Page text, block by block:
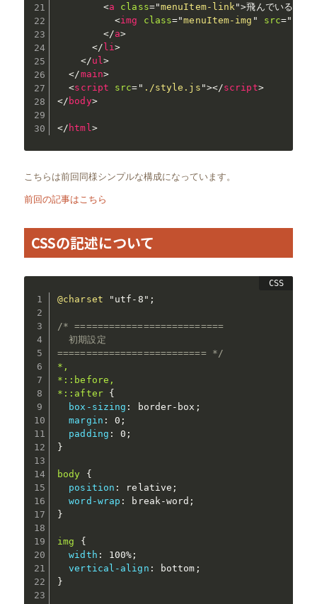
<a class="menuItem-link">飛んでいるシマ
<img class="menuItem-img " src="
</a>
</ li>
</ul>
</main>
<script src= " ./style.js "></script>
</ body>
</ html>
こちらは前回同様シンプルな構成になっています。
前回の記事はこちら
CSSの記述について
@charset "utf-8" ;
/* ==========================
  初期設定
========================== */
*,
*::before,
*::after
{
box-sizing : border-box ;
margin : 0 ;
padding : 0 ;
}
body
{
position : relative ;
word-wrap : break-word ;
}
img
{
width : 100% ;
vertical-align : bottom ;
}